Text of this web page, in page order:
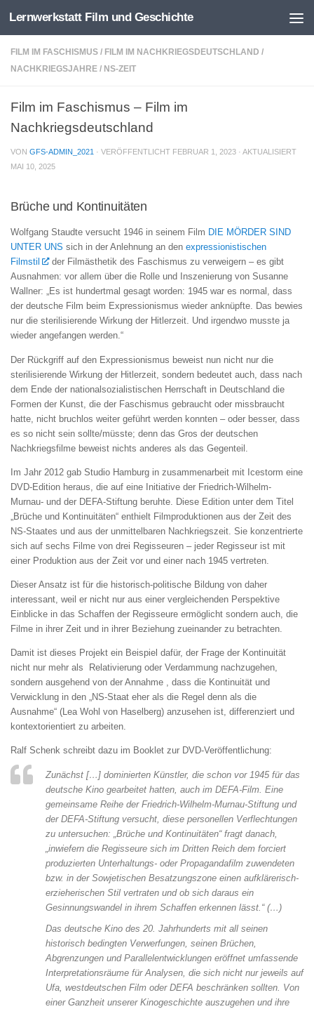
Zum Inhalt springen
Lernwerkstatt Film und Geschichte
FILM IM FASCHISMUS / FILM IM NACHKRIEGSDEUTSCHLAND /
NACHKRIEGSJAHRE / NS-ZEIT
Film im Faschismus – Film im
Nachkriegsdeutschland
VON GFS-ADMIN_2021 · VERÖFFENTLICHT FEBRUAR 1, 2023 · AKTUALISIERT
MAI 10, 2025
Brüche und Kontinuitäten
Wolfgang Staudte versucht 1946 in seinem Film DIE MÖRDER SIND
UNTER UNS sich in der Anlehnung an den expressionistischen
Filmstil
der Filmästhetik des Faschismus zu verweigern – es gibt
Ausnahmen: vor allem über die Rolle und Inszenierung von Susanne
Wallner: „Es ist hundertmal gesagt worden: 1945 war es normal, dass
der deutsche Film beim Expressionismus wieder anknüpfte. Das bewies
nur die sterilisierende Wirkung der Hitlerzeit. Und irgendwo musste ja
wieder angefangen werden.“
Der Rückgriff auf den Expressionismus beweist nun nicht nur die
sterilisierende Wirkung der Hitlerzeit, sondern bedeutet auch, dass nach
dem Ende der nationalsozialistischen Herrschaft in Deutschland die
Formen der Kunst, die der Faschismus gebraucht oder missbraucht
hatte, nicht bruchlos weiter geführt werden konnten – oder besser, dass
es so nicht sein sollte/müsste; denn das Gros der deutschen
Nachkriegsfilme beweist nichts anderes als das Gegenteil.
Im Jahr 2012 gab Studio Hamburg in zusammenarbeit mit Icestorm eine
DVD-Edition heraus, die auf eine Initiative der Friedrich-Wilhelm-
Murnau- und der DEFA-Stiftung beruhte. Diese Edition unter dem Titel
„Brüche und Kontinuitäten“ enthielt Filmproduktionen aus der Zeit des
NS-Staates und aus der unmittelbaren Nachkriegszeit. Sie konzentrierte
sich auf sechs Filme von drei Regisseuren – jeder Regisseur ist mit
einer Produktion aus der Zeit vor und einer nach 1945 vertreten.
Dieser Ansatz ist für die historisch-politische Bildung von daher
interessant, weil er nicht nur aus einer vergleichenden Perspektive
Einblicke in das Schaffen der Regisseure ermöglicht sondern auch, die
Filme in ihrer Zeit und in ihrer Beziehung zueinander zu betrachten.
Damit ist dieses Projekt ein Beispiel dafür, der Frage der Kontinuität
nicht nur mehr als Relativierung oder Verdammung nachzugehen,
sondern ausgehend von der Annahme , dass die Kontinuität und
Verwicklung in den „NS-Staat eher als die Regel denn als die
Ausnahme“ (Lea Wohl von Haselberg) anzusehen ist, differenziert und
kontextorientiert zu arbeiten.
Ralf Schenk schreibt dazu im Booklet zur DVD-Veröffentlichung:
Zunächst […] dominierten Künstler, die schon vor 1945 für das
deutsche Kino gearbeitet hatten, auch im DEFA-Film. Eine
gemeinsame Reihe der Friedrich-Wilhelm-Murnau-Stiftung und
der DEFA-Stiftung versucht, diese personellen Verflechtungen
zu untersuchen: „Brüche und Kontinuitäten“ fragt danach,
„inwiefern die Regisseure sich im Dritten Reich dem forciert
produzierten Unterhaltungs- oder Propagandafilm zuwendeten
bzw. in der Sowjetischen Besatzungszone einen aufklärerisch-
erzieherischen Stil vertraten und ob sich daraus ein
Gesinnungswandel in ihrem Schaffen erkennen lässt.“ (…)
Das deutsche Kino des 20. Jahrhunderts mit all seinen
historisch bedingten Verwerfungen, seinen Brüchen,
Abgrenzungen und Parallelentwicklungen eröffnet umfassende
Interpretationsräume für Analysen, die sich nicht nur jeweils auf
Ufa, westdeutschen Film oder DEFA beschränken sollten. Von
einer Ganzheit unserer Kinogeschichte auszugehen und ihre